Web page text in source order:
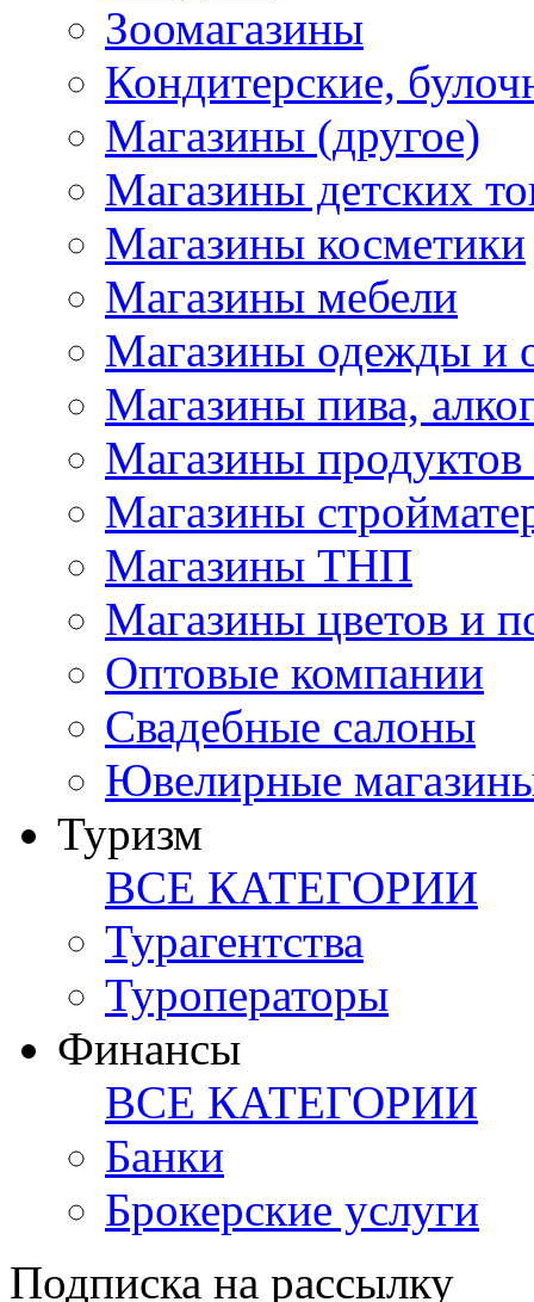
Зоомагазины
Кондитерские,
Магазины (другое)
Магазины детских
Магазины косметики
Магазины мебели
Магазины одежды и
Магазины пива,
Магазины продуктов
Магазины
Магазины ТНП
Магазины цветов и
Оптовые компании
Свадебные салоны
Ювелирные
Туризм
ВСЕ КАТЕГОРИИ
Турагентства
Туроператоры
Финансы
ВСЕ КАТЕГОРИИ
Банки
Брокерские услуги
Подписка на рассылку